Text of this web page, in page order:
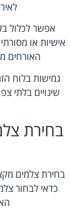
אפשר לכלול
אישיות או
האורחים
גמישות בלוח
שינויים בלתי
בחירת
בחירת צלמים
כדאי לבחור